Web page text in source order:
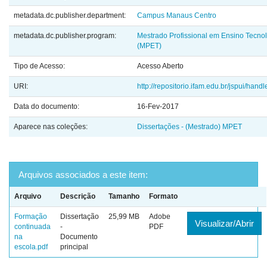
metadata.dc.publisher.department: Campus Manaus Centro
metadata.dc.publisher.program:
Mestrado Profissional em Ensino
(MPET)
Tipo de Acesso: Acesso Aberto
URI: http://repositorio.ifam.edu.br/jspui/
Data do documento: 16-Fev-2017
Aparece nas coleções: Dissertações - (Mestrado) MPET
Arquivos associados a este item:
Arquivo Descrição Tamanho Formato
Formação
continuada
na
escola.pdf
Dissertação
-
Documento
principal
25,99 MB
Adobe
PDF
Visualizar/Abrir